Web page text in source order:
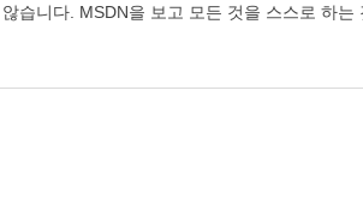
니다. MSDN을 보고 모든 것을 스스로 하